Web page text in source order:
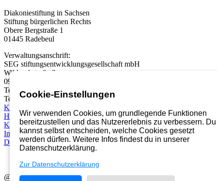
Diakoniestiftung in Sachsen
Stiftung bürgerlichen Rechts
Obere Bergstraße 1
01445 Radebeul
Verwaltungsanschrift:
SEG stiftungsentwicklungsgesellschaft mbH
Wildparkstraße 3
09247 Chemnitz
Telefon:
03722 46937 0
Telefax: 03722 49937 99
Karriereportal
Hinweisgebersystem
Kontakt
Impressum
Datenschutz
@2026 Diakoniestiftung in Sachsen
Cookie-Einstellungen
Wir verwenden Cookies, um grundlegende Funktionen
bereitzustellen und das Nutzererlebnis zu verbessern. Du
kannst selbst entscheiden, welche Cookies gesetzt
werden dürfen. Weitere Infos findest du in unserer
Datenschutzerklärung.
Zur Datenschutzerklärung